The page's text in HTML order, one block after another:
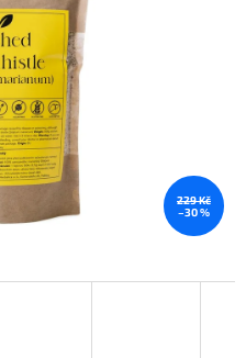
229 Kč
–30 %